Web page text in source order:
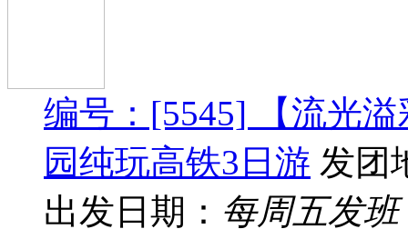
编号：[5545] 【流光
园纯玩高铁3日游 发团
出发日期： 每周五发班